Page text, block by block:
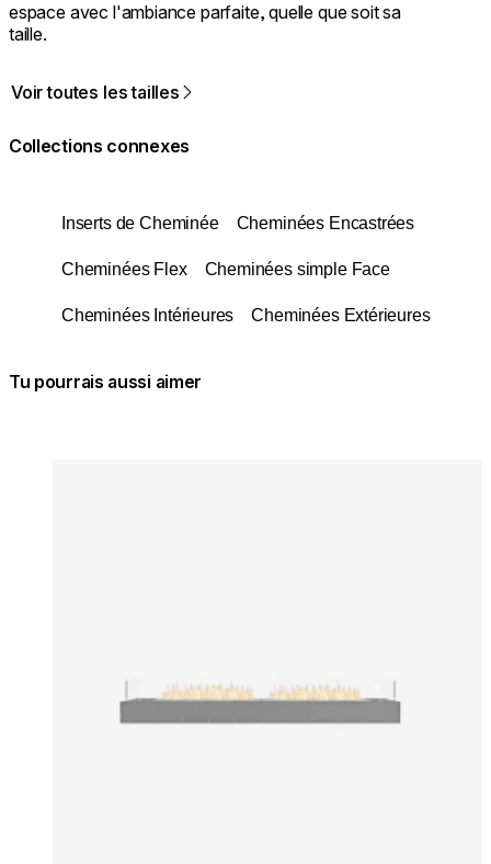
espace avec l'ambiance parfaite, quelle que soit sa
taille.
Voir toutes les tailles
Collections connexes
Inserts de Cheminée Cheminées Encastrées
Cheminées Flex Cheminées simple Face
Cheminées Intérieures Cheminées Extérieures
Tu pourrais aussi aimer